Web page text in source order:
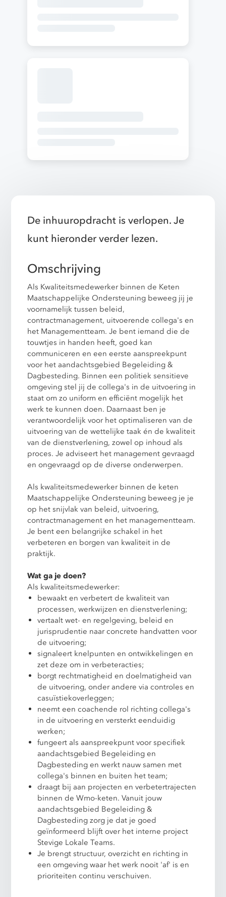
De inhuuropdracht is verlopen. Je
kunt hieronder verder lezen.
Omschrijving
Als Kwaliteitsmedewerker binnen de Keten
Maatschappelijke Ondersteuning beweeg jij je
voornamelijk tussen beleid,
contractmanagement, uitvoerende collega's en
het Managementteam. Je bent iemand die de
touwtjes in handen heeft, goed kan
communiceren en een eerste aanspreekpunt
voor het aandachtsgebied Begeleiding &
Dagbesteding. Binnen een politiek sensitieve
omgeving stel jij de collega's in de uitvoering in
staat om zo uniform en efficiënt mogelijk het
werk te kunnen doen. Daarnaast ben je
verantwoordelijk voor het optimaliseren van de
uitvoering van de wettelijke taak én de kwaliteit
van de dienstverlening, zowel op inhoud als
proces. Je adviseert het management gevraagd
en ongevraagd op de diverse onderwerpen.
Als kwaliteitsmedewerker binnen de keten
Maatschappelijke Ondersteuning beweeg je je
op het snijvlak van beleid, uitvoering,
contractmanagement en het managementteam.
Je bent een belangrijke schakel in het
verbeteren en borgen van kwaliteit in de
praktijk.
Wat ga je doen?
Als kwaliteitsmedewerker:
bewaakt en verbetert de kwaliteit van
processen, werkwijzen en dienstverlening;
vertaalt wet- en regelgeving, beleid en
jurisprudentie naar concrete handvatten voor
de uitvoering;
signaleert knelpunten en ontwikkelingen en
zet deze om in verbeteracties;
borgt rechtmatigheid en doelmatigheid van
de uitvoering, onder andere via controles en
casuïstiekoverleggen;
neemt een coachende rol richting collega's
in de uitvoering en versterkt eenduidig
werken;
fungeert als aanspreekpunt voor specifiek
aandachtsgebied Begeleiding en
Dagbesteding en werkt nauw samen met
collega's binnen en buiten het team;
draagt bij aan projecten en verbetertrajecten
binnen de Wmo-keten. Vanuit jouw
aandachtsgebied Begeleiding &
Dagbesteding zorg je dat je goed
geïnformeerd blijft over het interne project
Stevige Lokale Teams.
Je brengt structuur, overzicht en richting in
een omgeving waar het werk nooit 'af' is en
prioriteiten continu verschuiven.